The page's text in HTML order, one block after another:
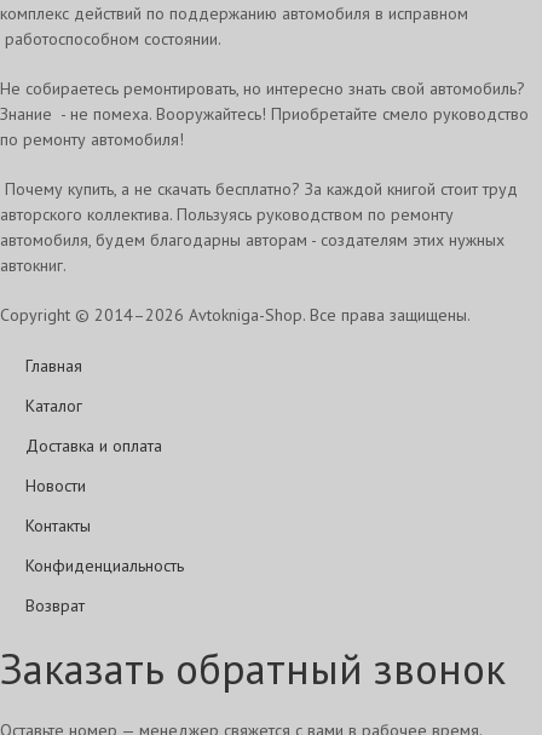
комплекс действий по поддержанию автомобиля в исправном
работоспособном состоянии.
Не собираетесь ремонтировать, но интересно знать свой автомобиль?
Знание - не помеха. Вооружайтесь! Приобретайте смело руководство
по ремонту автомобиля!
Почему купить, а не скачать бесплатно? За каждой книгой стоит труд
авторского коллектива. Пользуясь руководством по ремонту
автомобиля, будем благодарны авторам - создателям этих нужных
автокниг.
Copyright © 2014–2026 Avtokniga-Shop. Все права защищены.
Главная
Каталог
Доставка и оплата
Новости
Контакты
Конфиденциальность
Возврат
Заказать обратный звонок
Оставьте номер — менеджер свяжется с вами в рабочее время.